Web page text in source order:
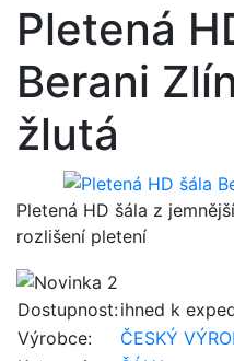
Pletená
Berani
žlutá
Pletená HD šála z
rozlišení pletení
Dostupnost:ihned k
Výrobce:
ČESKÝ